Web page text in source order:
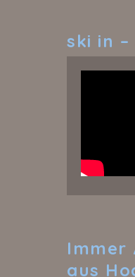
ski in
Immer
aus